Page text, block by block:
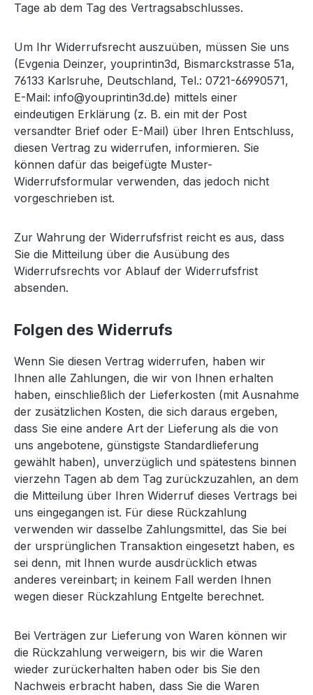
Tage ab dem Tag des Vertragsabschlusses.
Um Ihr Widerrufsrecht auszuüben, müssen Sie uns
(Evgenia Deinzer, youprintin3d, Bismarckstrasse 51a,
76133 Karlsruhe, Deutschland, Tel.: 0721-66990571,
E-Mail: info@youprintin3d.de) mittels einer
eindeutigen Erklärung (z. B. ein mit der Post
versandter Brief oder E-Mail) über Ihren Entschluss,
diesen Vertrag zu widerrufen, informieren. Sie
können dafür das beigefügte Muster-
Widerrufsformular verwenden, das jedoch nicht
vorgeschrieben ist.
Zur Wahrung der Widerrufsfrist reicht es aus, dass
Sie die Mitteilung über die Ausübung des
Widerrufsrechts vor Ablauf der Widerrufsfrist
absenden.
Folgen des Widerrufs
Wenn Sie diesen Vertrag widerrufen, haben wir
Ihnen alle Zahlungen, die wir von Ihnen erhalten
haben, einschließlich der Lieferkosten (mit Ausnahme
der zusätzlichen Kosten, die sich daraus ergeben,
dass Sie eine andere Art der Lieferung als die von
uns angebotene, günstigste Standardlieferung
gewählt haben), unverzüglich und spätestens binnen
vierzehn Tagen ab dem Tag zurückzuzahlen, an dem
die Mitteilung über Ihren Widerruf dieses Vertrags bei
uns eingegangen ist. Für diese Rückzahlung
verwenden wir dasselbe Zahlungsmittel, das Sie bei
der ursprünglichen Transaktion eingesetzt haben, es
sei denn, mit Ihnen wurde ausdrücklich etwas
anderes vereinbart; in keinem Fall werden Ihnen
wegen dieser Rückzahlung Entgelte berechnet.
Bei Verträgen zur Lieferung von Waren können wir
die Rückzahlung verweigern, bis wir die Waren
wieder zurückerhalten haben oder bis Sie den
Nachweis erbracht haben, dass Sie die Waren